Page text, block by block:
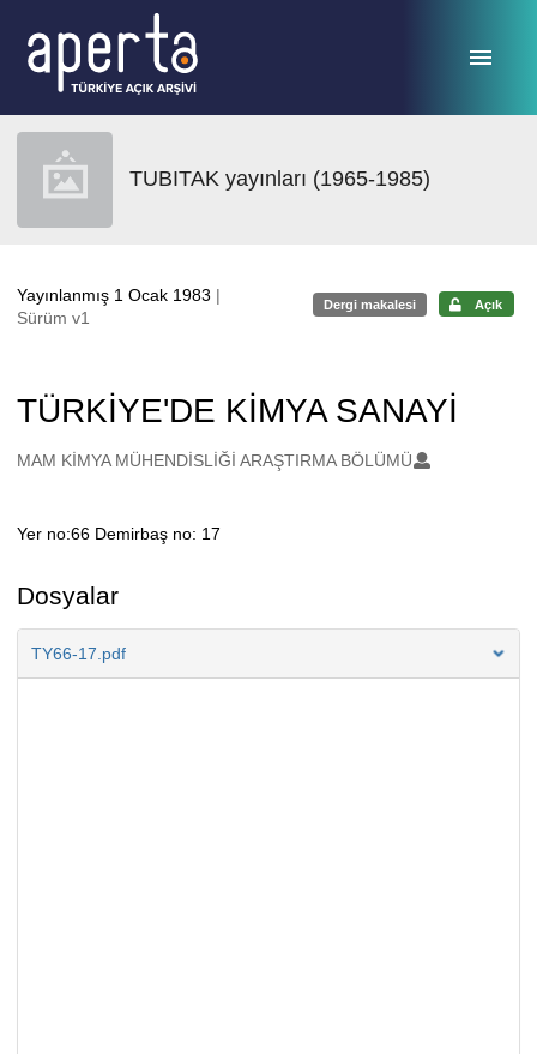
TUBITAK yayınları (1965-1985)
Yayınlanmış 1 Ocak 1983 |
Sürüm v1
Dergi makalesi Açık
TÜRKİYE'DE KİMYA SANAYİ
Oluşturanlar
MAM KİMYA MÜHENDİSLİĞİ ARAŞTIRMA BÖLÜMÜ
Açıklama
Yer no:66 Demirbaş no: 17
Dosyalar
TY66-17.pdf